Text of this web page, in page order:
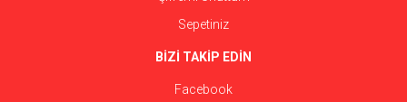
Sepetiniz
BİZİ TAKİP EDİN
Facebook